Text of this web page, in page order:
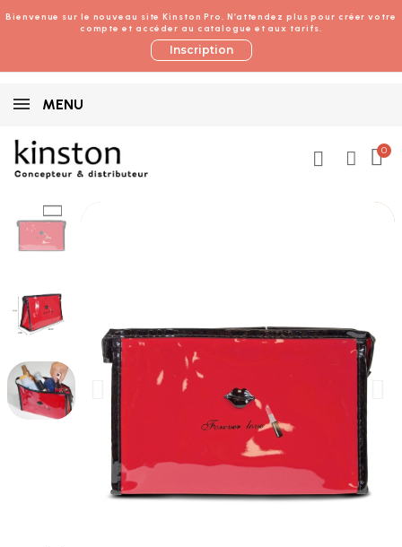
Bienvenue sur le nouveau site Kinston Pro. N’attendez plus pour créer votre
compte et accéder au catalogue et aux tarifs.
Inscription
MENU